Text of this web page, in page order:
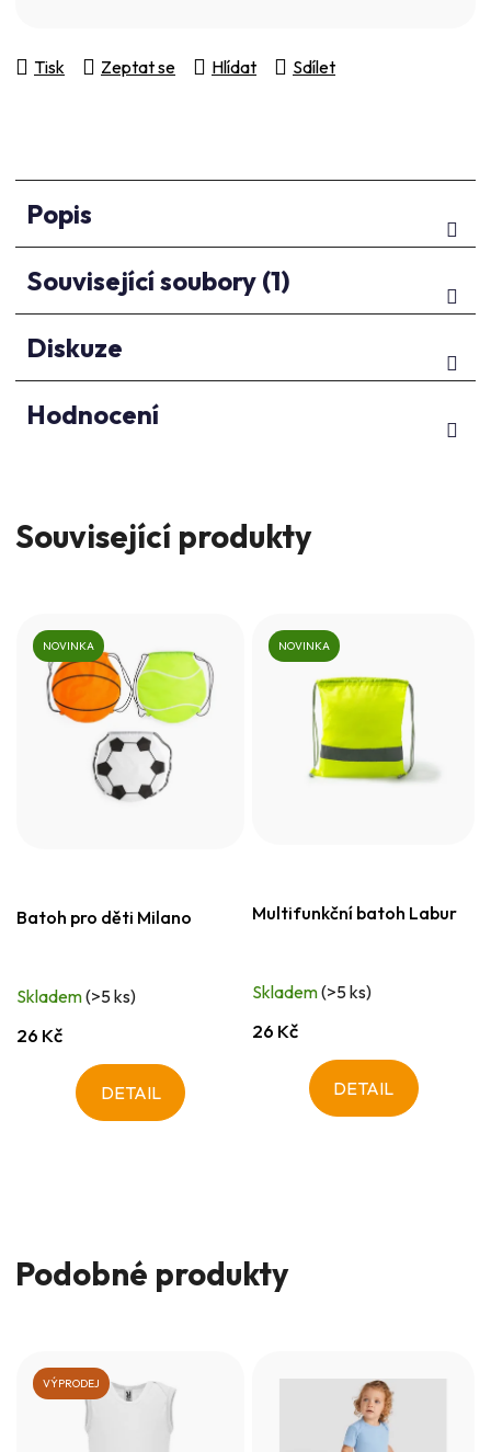
Tisk Zeptat se Hlídat Sdílet
Popis
Související soubory (1)
Diskuze
Hodnocení
Související produkty
NOVINKA
Batoh pro děti Milano
Skladem(>5 ks)
26 Kč
DETAIL
NOVINKA
Multifunkční batoh Labur
Skladem(>5 ks)
26 Kč
DETAIL
Podobné produkty
VÝPRODEJ